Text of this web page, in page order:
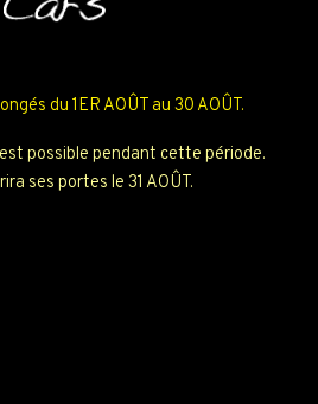
du 1ER AOÛT au 30 AOÛT.
possible pendant cette période.
ses portes le 31 AOÛT.